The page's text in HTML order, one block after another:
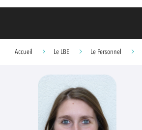
Accueil Le LBE Le Personnel